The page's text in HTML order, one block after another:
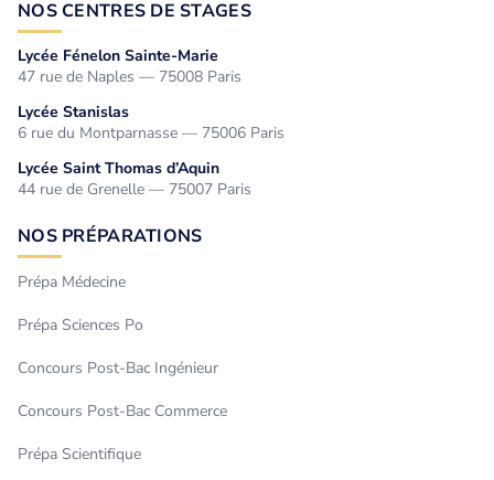
NOS CENTRES DE STAGES
Lycée Fénelon Sainte-Marie
47 rue de Naples — 75008 Paris
Lycée Stanislas
6 rue du Montparnasse — 75006 Paris
Lycée Saint Thomas d’Aquin
44 rue de Grenelle — 75007 Paris
NOS PRÉPARATIONS
Prépa Médecine
Prépa Sciences Po
Concours Post-Bac Ingénieur
Concours Post-Bac Commerce
Prépa Scientifique